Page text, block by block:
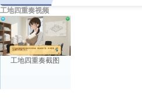
工地四重奏视频
工地四重奏截图